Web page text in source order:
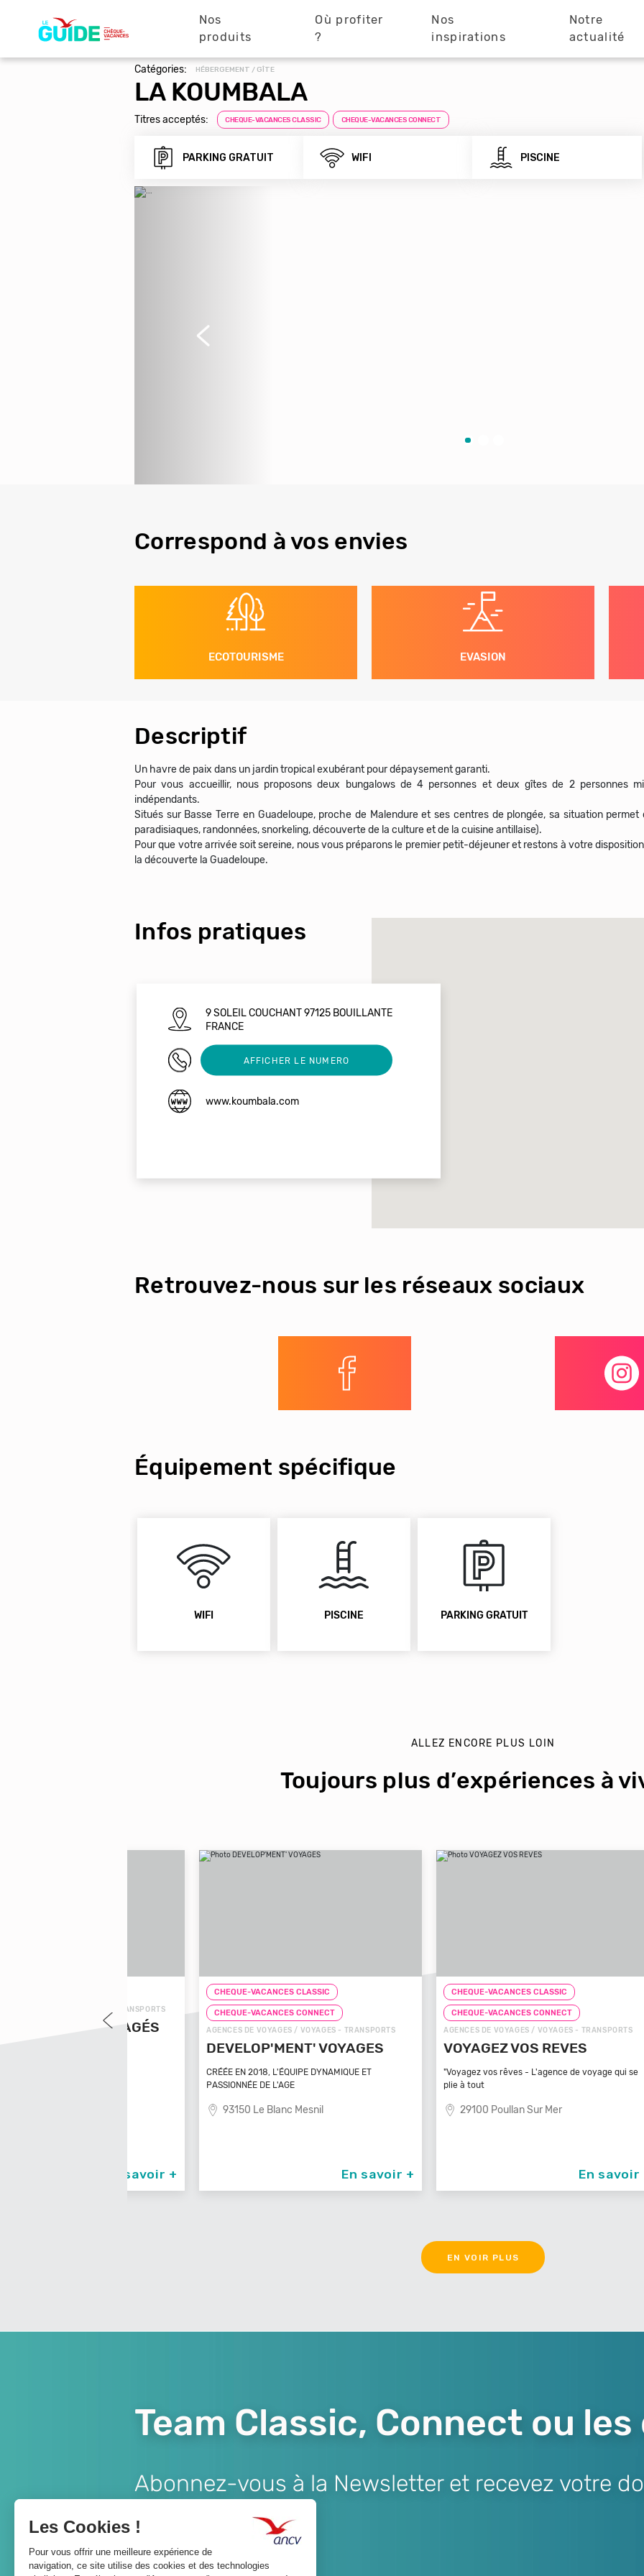
principale
Nos
produits
Où profiter
?
Nos
inspirations
Notre
actualité
Catégories: HÉBERGEMENT / GÎTE
LA KOUMBALA
Titres acceptés: CHEQUE-VACANCES CLASSIC CHEQUE-VACANCES CONNECT
PARKING GRATUIT WIFI PISCINE
Précédent
Correspond à vos envies
ECOTOURISME EVASION
Descriptif
Un havre de paix dans un jardin tropical exubérant pour dépaysement garanti.
Pour vous accueillir, nous proposons deux bungalows de 4 personnes et deux gîtes de 2 personnes
indépendants.
Situés sur Basse Terre en Guadeloupe, proche de Malendure et ses centres de plongée, sa situation
paradisiaques, randonnées, snorkeling, découverte de la culture et de la cuisine antillaise).
Pour que votre arrivée soit sereine, nous vous préparons le premier petit-déjeuner et restons à votre
la découverte la Guadeloupe.
Infos pratiques
9 SOLEIL COUCHANT 97125 BOUILLANTE
FRANCE
+33629308248AFFICHER LE NUMERO
www.koumbala.com
Équipement spécifique
WIFI PISCINE PARKING GRATUIT
Retrouvez-nous sur les réseaux sociaux
ALLEZ ENCORE PLUS LOIN
Toujours plus d’expériences à
CHEQUE-VACANCES CLASSIC
CHEQUE-VACANCES CONNECT
AGENCES DE VOYAGES / VOYAGES - TRANSPORTS
DEVELOP'MENT' VOYAGES
CRÉÉE EN 2018, L'ÉQUIPE DYNAMIQUE ET
PASSIONNÉE DE L'AGE
93150 Le Blanc Mesnil
En savoir +
CHEQUE-VACANCES CLASSIC
CHEQUE-VACANCES CONNECT
AGENCES DE VOYAGES / VOYAGES - TRANSPORTS
VOYAGEZ VOS REVES
"Voyagez vos rêves - L'agence de voyage qui se
29100 Poullan Sur Mer
En savoir +
ZOOS,
EN VOIR PLUS
Team Classic, Connect ou les
Abonnez-vous à la Newsletter et recevez votre